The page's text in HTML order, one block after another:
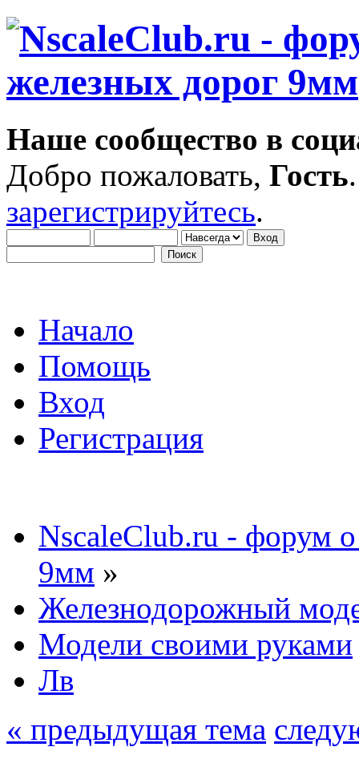
Наше сообщество в
Добро пожаловать, Гость
зарегистрируйтесь.
Начало
Помощь
Вход
Регистрация
NscaleClub.ru - форум
9мм »
Железнодорожный
Модели своими руками
Лв
« предыдущая тема